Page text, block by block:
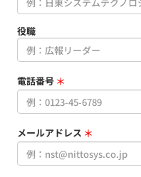
役職
電話番号 ＊
メールアドレス ＊